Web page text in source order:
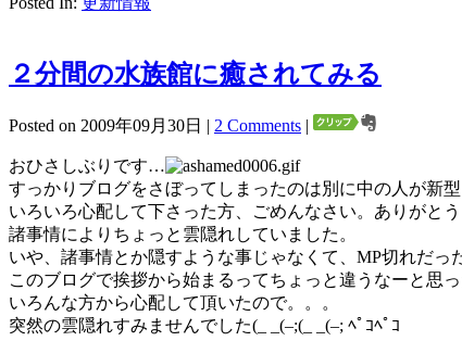
２分間の水族館に癒されてみる
Posted on 2009年09月30日 | 2 Comments |
おひさしぶりです…
すっかりブログをさぼってしまったのは別に中の人が新
いろいろ心配して下さった方、ごめんなさい。ありがとう
諸事情によりちょっと雲隠れしていました。
いや、諸事情とか隠すような事じゃなくて、MP切れだっ
このブログで挨拶から始まるってちょっと違うなーと思
いろんな方から心配して頂いたので。。。
突然の雲隠れすみませんでした(_ _(–;(_ _(–; ﾍﾟｺﾍﾟｺ